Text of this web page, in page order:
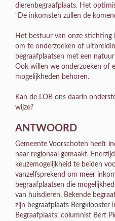
dierenbegraafplaats. Het
“De inkomsten zullen de
Het bestuur van onze stichting
om te onderzoeken of
begraafplaatsen met een
Ook willen we onderzoeken of
mogelijkheden behoren.
Kan de LOB ons daarin
wijze?
ANTWOORD
Gemeente Voorschoten heeft
naar regionaal gemaakt.
keuzemogelijkheid te beiden
vanzelfsprekend om meer
begraafplaatsen die
van huisdieren. Bekende
zijn begraafplaats Bergklooster
Begraafplaats’ columnist Bert